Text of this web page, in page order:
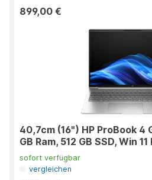
899,00 €
40,7cm (16") HP ProBook 4
GB Ram, 512 GB SSD, Win 11
sofort verfügbar
vergleichen